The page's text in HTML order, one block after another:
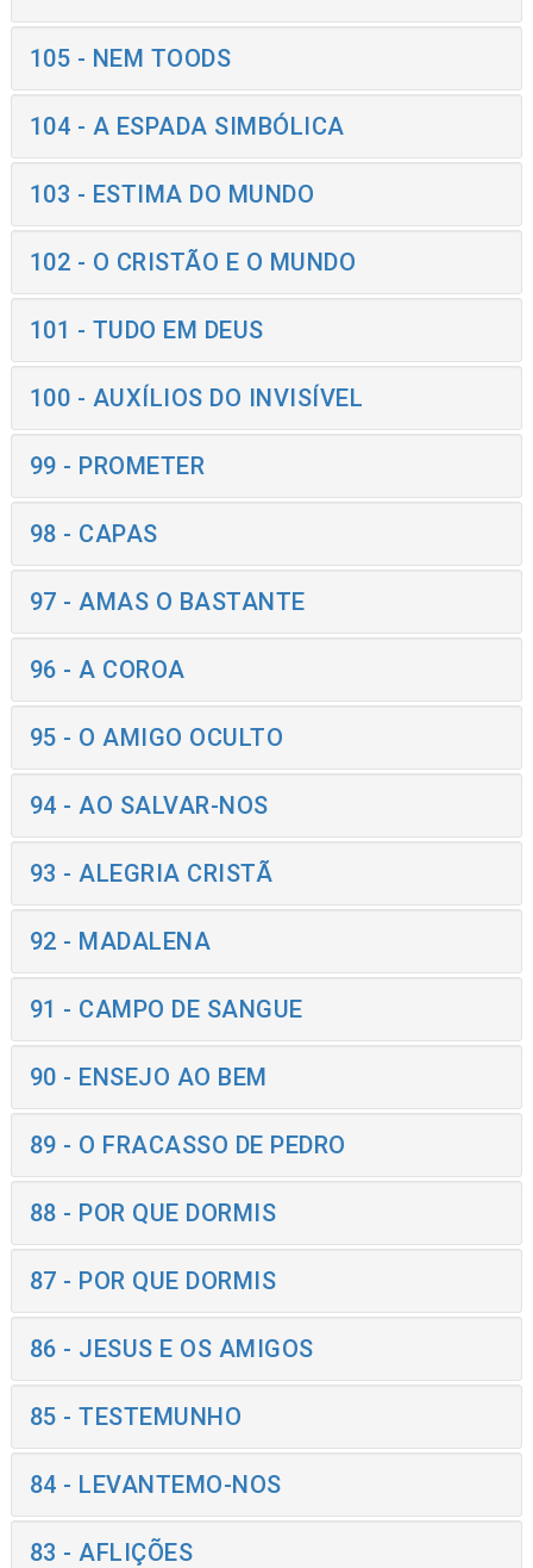
105 - NEM TOODS
104 - A ESPADA SIMBÓLICA
103 - ESTIMA DO MUNDO
102 - O CRISTÃO E O MUNDO
101 - TUDO EM DEUS
100 - AUXÍLIOS DO INVISÍVEL
99 - PROMETER
98 - CAPAS
97 - AMAS O BASTANTE
96 - A COROA
95 - O AMIGO OCULTO
94 - AO SALVAR-NOS
93 - ALEGRIA CRISTÃ
92 - MADALENA
91 - CAMPO DE SANGUE
90 - ENSEJO AO BEM
89 - O FRACASSO DE PEDRO
88 - POR QUE DORMIS
87 - POR QUE DORMIS
86 - JESUS E OS AMIGOS
85 - TESTEMUNHO
84 - LEVANTEMO-NOS
83 - AFLIÇÕES